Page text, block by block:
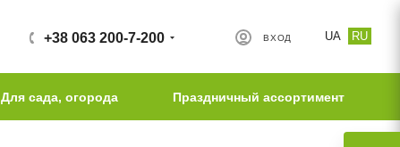
UA RU
ВХОД
+38 063 200-7-200
Для сада, огорода Праздничный ассортимент